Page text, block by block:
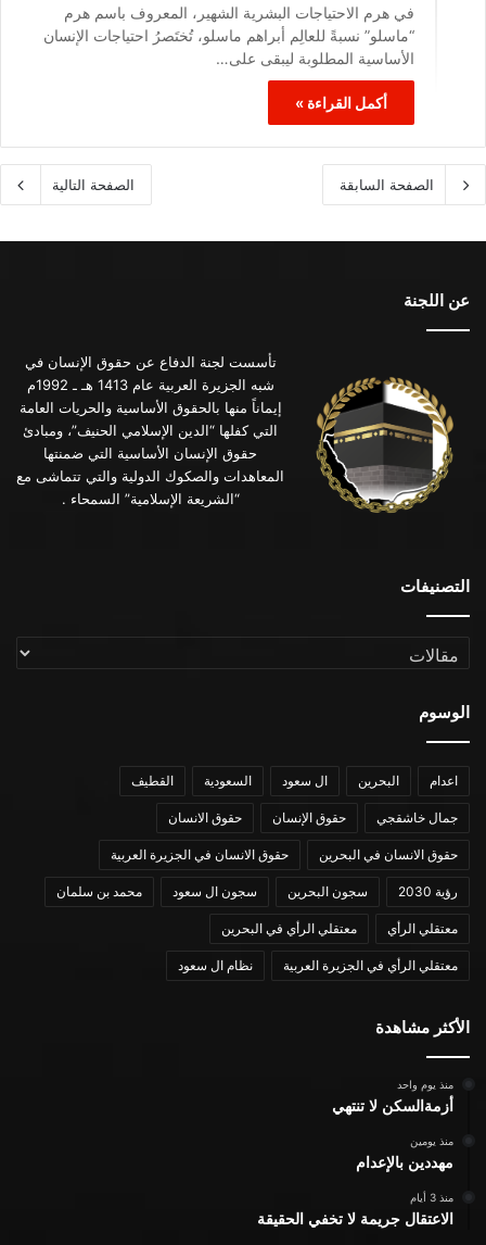
في هرم الاحتياجات البشرية الشهير، المعروف باسم هرم
“ماسلو” نسبةً للعالِم أبراهم ماسلو، تُختَصرُ احتياجات الإنسان
الأساسية المطلوبة ليبقى على…
أكمل القراءة »
الصفحة السابقة الصفحة التالية
عن اللجنة
تأسست لجنة الدفاع عن حقوق الإنسان في
شبه الجزيرة العربية عام 1413 هـ ـ 1992م
إيماناً منها بالحقوق الأساسية والحريات العامة
التي كفلها “الدين الإسلامي الحنيف”، ومبادئ
حقوق الإنسان الأساسية التي ضمنتها
المعاهدات والصكوك الدولية والتي تتماشى مع
“الشريعة الإسلامية” السمحاء .
التصنيفات
التصنيفات
الوسوم
اعدام البحرين ال سعود السعودية القطيف
جمال خاشقجي حقوق الإنسان حقوق الانسان
حقوق الانسان في البحرين حقوق الانسان في الجزيرة العربية
رؤية 2030 سجون البحرين سجون ال سعود محمد بن سلمان
معتقلي الرأي معتقلي الرأي في البحرين
معتقلي الرأي في الجزيرة العربية نظام ال سعود
الأكثر مشاهدة
منذ يوم واحد
أزمةالسكن لا تنتهي
منذ يومين
مهددين بالإعدام
منذ 3 أيام
الاعتقال جريمة لا تخفي الحقيقة